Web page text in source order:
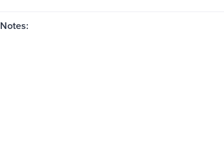
Notes: